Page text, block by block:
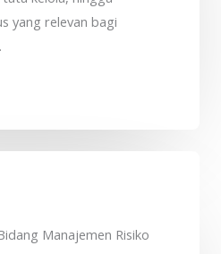
yang relevan bagi
Manajemen Risiko